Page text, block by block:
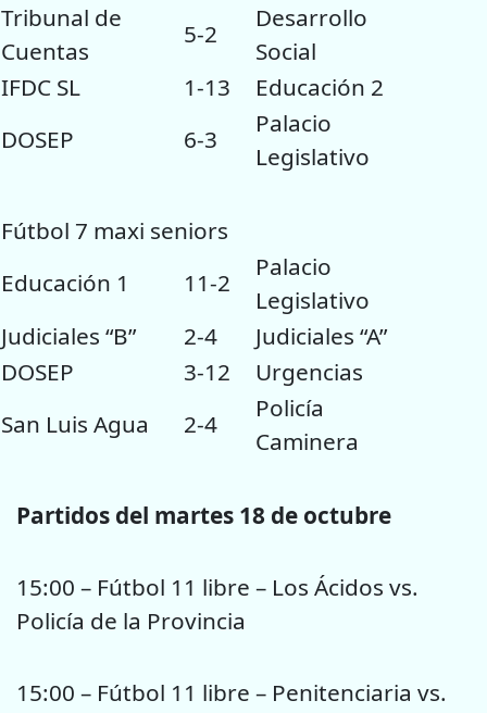
Tribunal de
Cuentas
5-2
Desarrollo
Social
IFDC SL
1-13
Educación 2
DOSEP
6-3
Palacio
Legislativo
Fútbol 7 maxi seniors
Educación 1
11-2
Palacio
Legislativo
Judiciales “B”
2-4
Judiciales “A”
DOSEP
3-12
Urgencias
San Luis Agua
2-4
Policía
Caminera
Partidos del martes 18 de octubre
15:00 – Fútbol 11 libre – Los Ácidos vs.
Policía de la Provincia
15:00 – Fútbol 11 libre – Penitenciaria vs.